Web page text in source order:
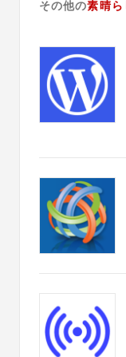
その他の素晴ら